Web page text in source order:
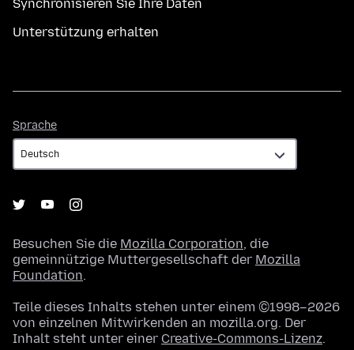
Synchronisieren Sie Ihre Daten
Unterstützung erhalten
Sprache
Besuchen Sie die Mozilla Corporation, die
gemeinnützige Muttergesellschaft der Mozilla
Foundation.
Teile dieses Inhalts stehen unter einem ©1998–2026
von einzelnen Mitwirkenden an mozilla.org. Der
Inhalt steht unter einer Creative-Commons-Lizenz.